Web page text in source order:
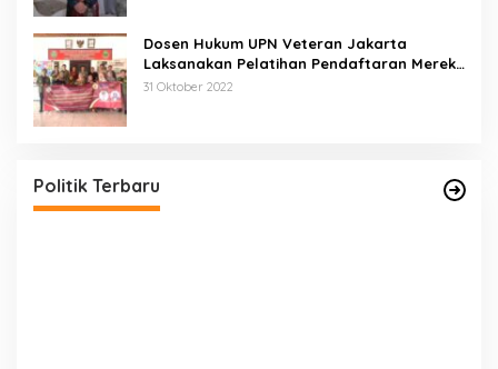
Dosen Hukum UPN Veteran Jakarta
Laksanakan Pelatihan Pendaftaran Merek
di Desa Jatisura Kabupaten Indramayu
31 Oktober 2022
Politik Terbaru
Di Politik, Titik Kota Jambi